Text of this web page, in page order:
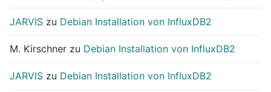
JARVIS zu Debian Installation von InfluxDB2
M. Kirschner zu Debian Installation von InfluxDB2
JARVIS zu Debian Installation von InfluxDB2